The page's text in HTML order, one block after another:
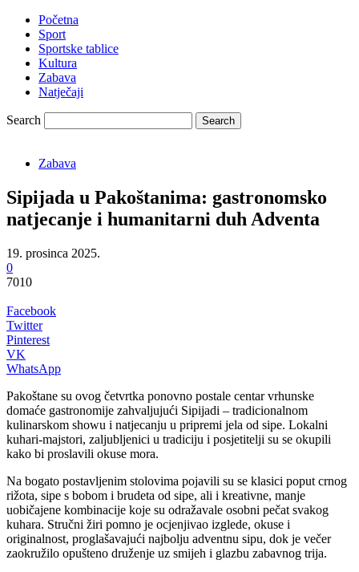
Početna
Sport
Sportske tablice
Kultura
Zabava
Natječaji
Search
Zabava
Sipijada u Pakoštanima: gastronomsko
natjecanje i humanitarni duh Adventa
19. prosinca 2025.
0
7010
Facebook
Twitter
Pinterest
VK
WhatsApp
Pakoštane su ovog četvrtka ponovno postale centar vrhunske
domaće gastronomije zahvaljujući Sipijadi – tradicionalnom
kulinarskom showu i natjecanju u pripremi jela od sipe. Lokalni
kuhari-majstori, zaljubljenici u tradiciju i posjetitelji su se okupili
kako bi proslavili okuse mora.
Na bogato postavljenim stolovima pojavili su se klasici poput crnog
rižota, sipe s bobom i brudeta od sipe, ali i kreativne, manje
uobičajene kombinacije koje su odražavale osobni pečat svakog
kuhara. Stručni žiri pomno je ocjenjivao izglede, okuse i
originalnost, proglašavajući najbolju adventnu sipu, dok je večer
zaokružilo opušteno druženje uz smijeh i glazbu zabavnog trija.